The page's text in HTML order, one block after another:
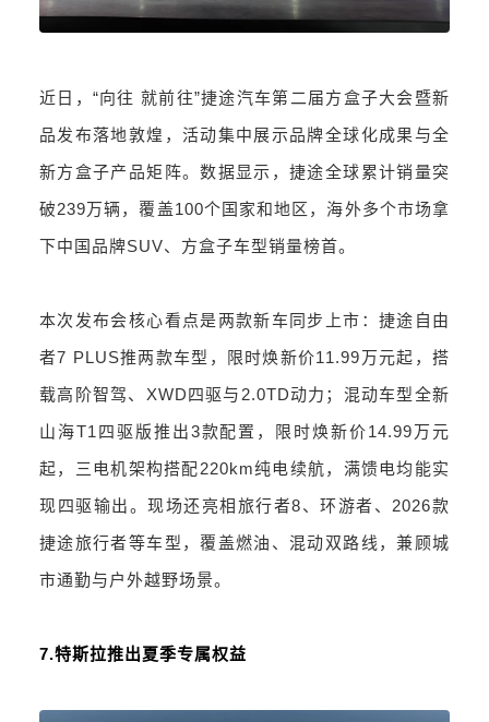
近日，“向往 就前往”捷途汽车第二届方盒子大会暨新
品发布落地敦煌，活动集中展示品牌全球化成果与全
新方盒子产品矩阵。数据显示，捷途全球累计销量突
破239万辆，覆盖100个国家和地区，海外多个市场拿
下中国品牌SUV、方盒子车型销量榜首。
本次发布会核心看点是两款新车同步上市：捷途自由
者7 PLUS推两款车型，限时焕新价11.99万元起，搭
载高阶智驾、XWD四驱与2.0TD动力；混动车型全新
山海T1四驱版推出3款配置，限时焕新价14.99万元
起，三电机架构搭配220km纯电续航，满馈电均能实
现四驱输出。现场还亮相旅行者8、环游者、2026款
捷途旅行者等车型，覆盖燃油、混动双路线，兼顾城
市通勤与户外越野场景。
7.特斯拉推出夏季专属权益